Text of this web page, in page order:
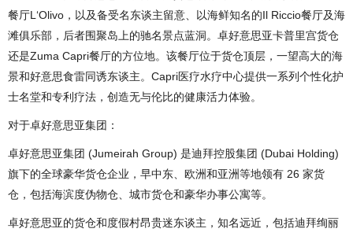
餐厅L‘Olivo，以及备受名东谈主留意、以海鲜知名的Il Riccio餐厅及海
滩俱乐部，后者围聚岛上的驰名景点蓝洞。卓好意思亚卡普里宫货仓
还是Zuma Capri餐厅的方位地。该餐厅位于货仓顶层，一望高大的海
景和好意思食雷同诱东谈主。Capri医疗水疗中心提供一系列个性化护
士名堂和专利疗法，创造无与伦比的健康活力体验。
对于卓好意思亚集团：
卓好意思亚集团 (Jumeirah Group) 是迪拜控股集团 (Dubai Holding)
旗下的全球豪华货仓企业，早中东、欧洲和亚洲等地领有 26 家货
仓，包括海滨度伪物仓、城市货仓和豪华办事公寓等。
卓好意思亚的货仓和度假村昂贵迷东谈主，知名远近，包括迪拜绚丽